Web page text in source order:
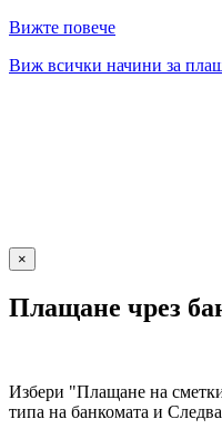
Вижте повече
Виж всички начини за
×
Плащане чрез
Избери "Плащане на
типа на банкомата и